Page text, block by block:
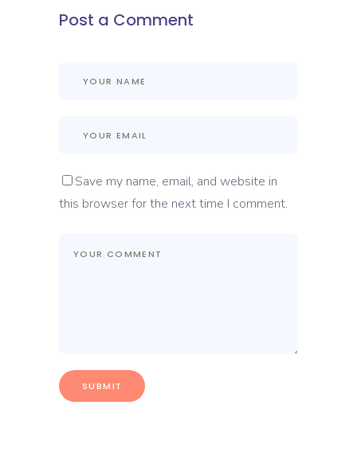
Post a Comment
Save my name, email, and website in
this browser for the next time I comment.